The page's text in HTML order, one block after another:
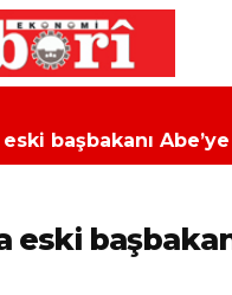
başbakanı
eski